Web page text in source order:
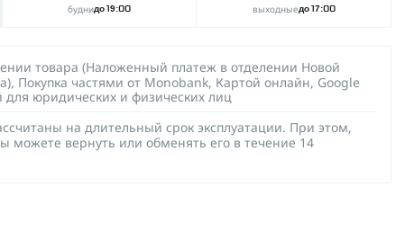
буднидо 19:00 выходныедо 17:00
товара (Наложенный платеж в отделении Новой
Покупка частями от Monobank, Картой онлайн, Google
юридических и физических лиц
на длительный срок эксплуатации. При этом,
можете вернуть или обменять его в течение 14